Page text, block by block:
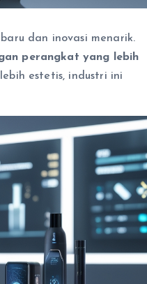
dan inovasi menarik.
perangkat yang lebih
estetis, industri ini